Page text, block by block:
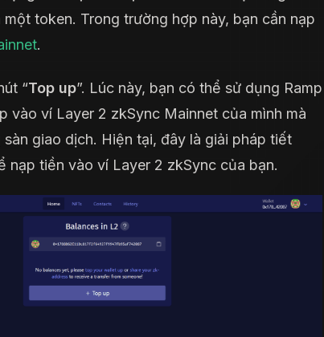
một token. Trong trường hợp này, bạn cần nạp
.
“Top up”. Lúc này, bạn có thể sử dụng Ramp
vào ví Layer 2 zkSync Mainnet của mình mà
giao dịch. Hiện tại, đây là giải pháp tiết
nạp tiền vào ví Layer 2 zkSync của bạn.